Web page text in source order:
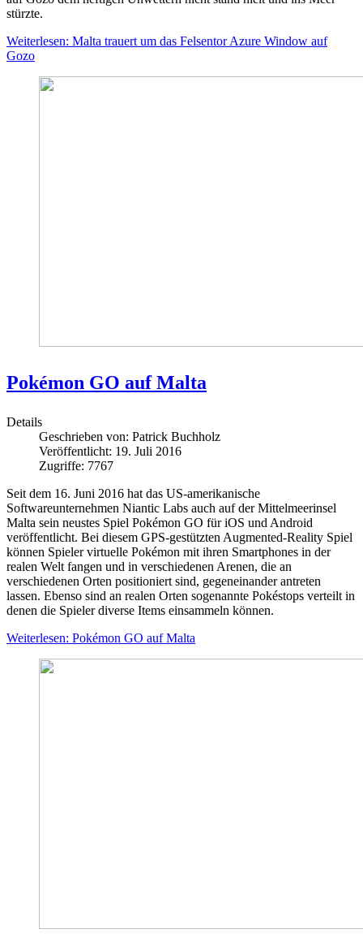
stürzte.
Weiterlesen: Malta trauert um das Felsentor Azure Window auf
Gozo
Pokémon GO auf Malta
Details
Geschrieben von: Patrick Buchholz
Veröffentlicht: 19. Juli 2016
Zugriffe: 7767
Seit dem 16. Juni 2016 hat das US-amerikanische
Softwareunternehmen Niantic Labs auch auf der Mittelmeerinsel
Malta sein neustes Spiel Pokémon GO für iOS und Android
veröffentlicht. Bei diesem GPS-gestützten Augmented-Reality Spiel
können Spieler virtuelle Pokémon mit ihren Smartphones in der
realen Welt fangen und in verschiedenen Arenen, die an
verschiedenen Orten positioniert sind, gegeneinander antreten
lassen. Ebenso sind an realen Orten sogenannte Pokéstops verteilt in
denen die Spieler diverse Items einsammeln können.
Weiterlesen: Pokémon GO auf Malta